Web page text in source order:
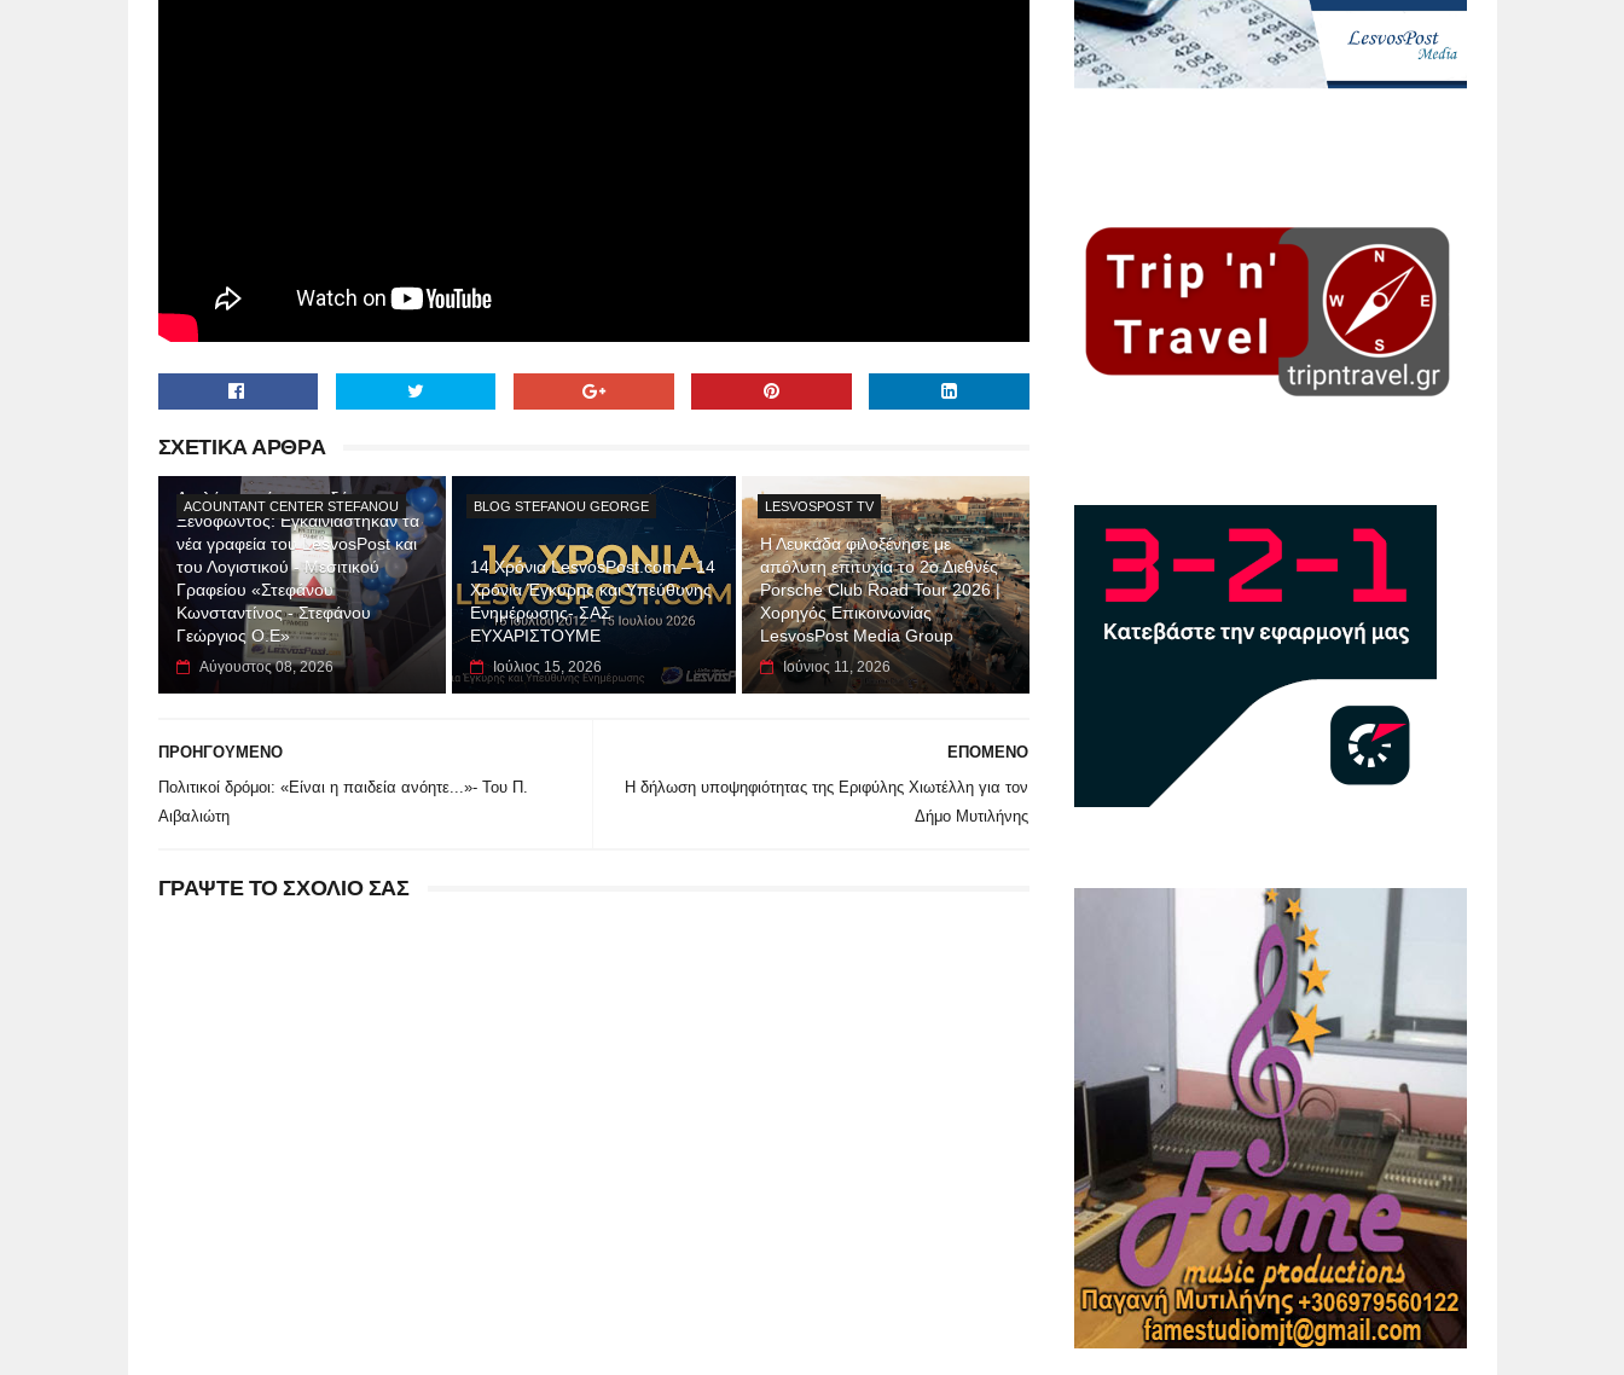
ΣΧΕΤΙΚΑ ΑΡΘΡΑ
ACOUNTANT CENTER STEFANOU
Διπλή γιορτή στην οδό
Ξενοφώντος: Εγκαινιάστηκαν τα
νέα γραφεία του LesvosPost και
του Λογιστικού - Μεσιτικού
Γραφείου «Στεφάνου
Κωνσταντίνος - Στεφάνου
Γεώργιος Ο.Ε»
Αύγουστος 08, 2026
BLOG STEFANOU GEORGE
14 Χρόνια LesvosPost.com – 14
Χρόνια Έγκυρης και Υπεύθυνης
Ενημέρωσης- ΣΑΣ
ΕΥΧΑΡΙΣΤΟΥΜΕ
Ιούλιος 15, 2026
LESVOSPOST TV
Η Λευκάδα φιλοξένησε με
απόλυτη επιτυχία το 2ο Διεθνές
Porsche Club Road Tour 2026 |
Χορηγός Επικοινωνίας
LesvosPost Media Group
Ιούνιος 11, 2026
ΕΠΟΜΕΝΟ
Η δήλωση υποψηφιότητας της Εριφύλης Χιωτέλλη για τον
Δήμο Μυτιλήνης
ΠΡΟΗΓΟΥΜΕΝΟ
Πολιτικοί δρόμοι: «Είναι η παιδεία ανόητε...»- Του Π.
Αιβαλιώτη
ΓΡΑΨΤΕ ΤΟ ΣΧΟΛΙΟ ΣΑΣ